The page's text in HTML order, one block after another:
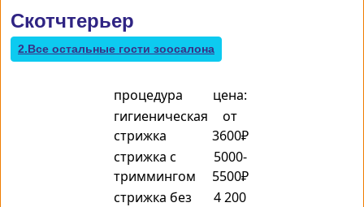
Скотчтерьер
2.Все остальные гости зоосалона
процедура
цена:
гигиеническая
стрижка
от
3600₽
стрижка с
триммингом
5000-
5500₽
стрижка без
4 200